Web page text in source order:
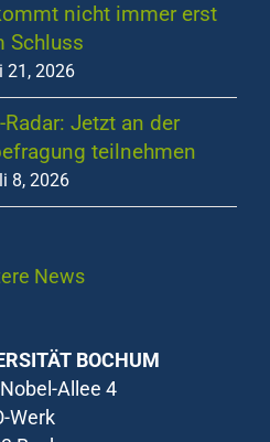
nicht immer erst
Schluss
21, 2026
Jetzt an der
teilnehmen
8, 2026
News
BOCHUM
Allee 4
Werk